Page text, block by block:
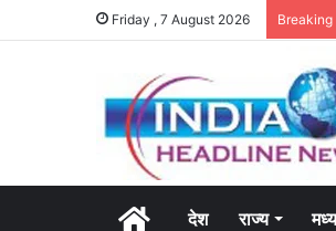
Friday , 7 August 2026
Homeदेश राज्य